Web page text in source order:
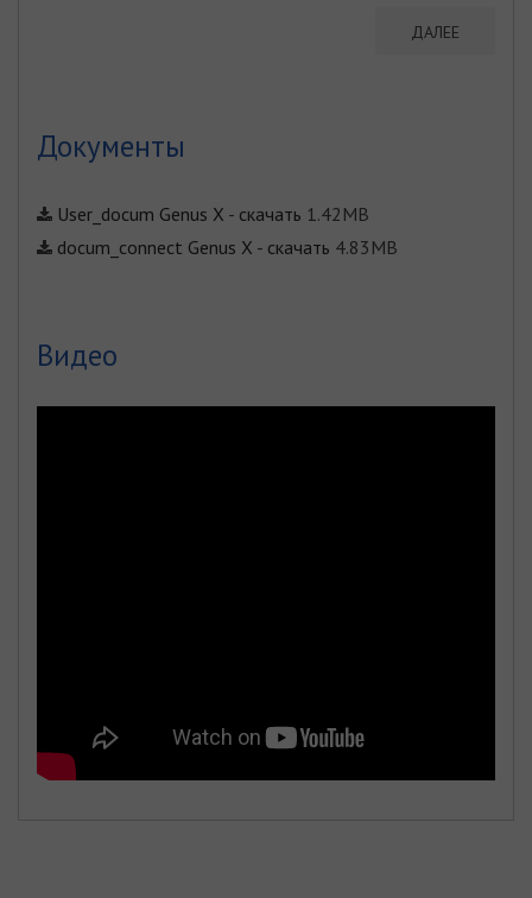
ДАЛЕЕ
Документы
User_docum Genus X - скачать 1.42MB
docum_connect Genus X - скачать 4.83MB
Видео